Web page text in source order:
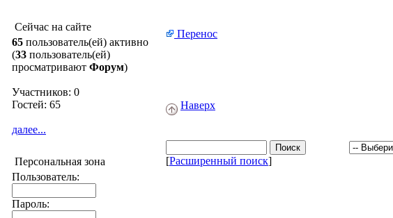
Сейчас на сайте
65 пользователь(ей) активно
(33 пользователь(ей)
просматривают Форум)
Участников: 0
Гостей: 65
далее...
Персональная зона
Пользователь:
Пароль:
Перенос
Наверх
[Расширенный поиск]